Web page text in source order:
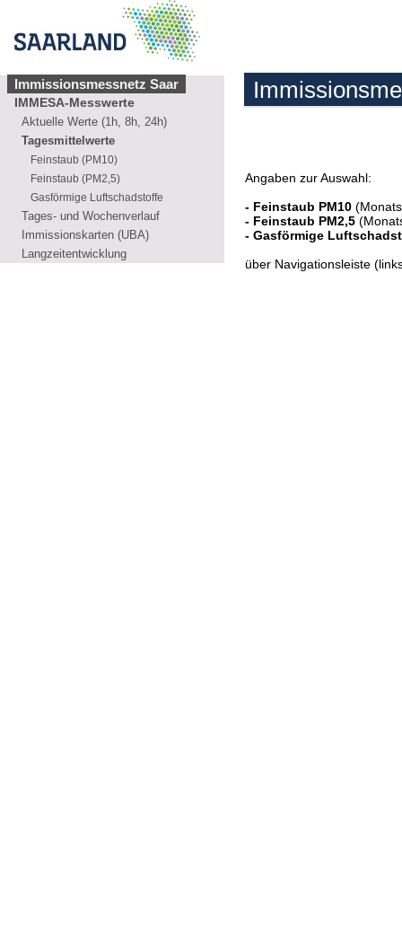
Immissionsmessnetz Saar
IMMESA-Messwerte
Aktuelle Werte (1h, 8h, 24h)
Tagesmittelwerte
Feinstaub (PM10)
Feinstaub (PM2,5)
Gasförmige Luftschadstoffe
Tages- und Wochenverlauf
Immissionskarten (UBA)
Langzeitentwicklung
Angaben zur Auswahl:
- Feinstaub PM10
- Feinstaub PM2,5
- Gasförmige
über Navigationsleiste